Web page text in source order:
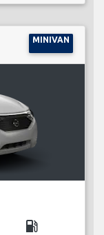
MINIVAN
local_gas_station